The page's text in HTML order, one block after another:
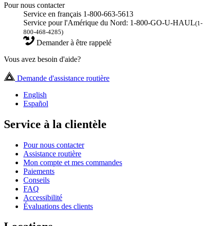
Pour nous contacter
Service en français 1-800-663-5613
Service pour l'Amérique du Nord: 1-800-GO-U-HAUL(1-
800-468-4285)
Demander à être rappelé
Vous avez besoin d'aide?
Demande d'assistance routière
English
Español
Service à la clientèle
Pour nous contacter
Assistance routière
Mon compte et mes commandes
Paiements
Conseils
FAQ
Accessibilité
Évaluations des clients